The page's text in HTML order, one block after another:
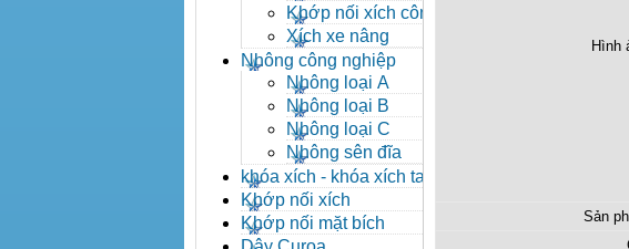
Khớp nối xích công
nghiệp
Xích xe nâng
Nhông công nghiệp
Nhông loại A
Nhông loại B
Nhông loại C
Nhông sên đĩa
khóa xích - khóa xích tai eo
- khóa xích công nghiệp
Khớp nối xích
Khớp nối mặt bích
Hình
Sản